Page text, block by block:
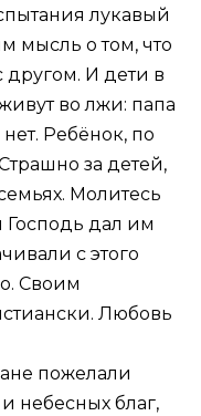
лукавый
мысль о том, что
другом. И дети в
во лжи: папа
Ребёнок, по
за детей,
Молитесь
Господь дал им
с этого
Своим
Любовь
пожелали
небесных благ,